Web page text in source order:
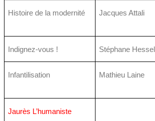
Histoire de la modernité Jacques Attali
Indignez-vous ! Stéphane Hessel
Infantilisation Mathieu Laine
Jaurès L’humaniste